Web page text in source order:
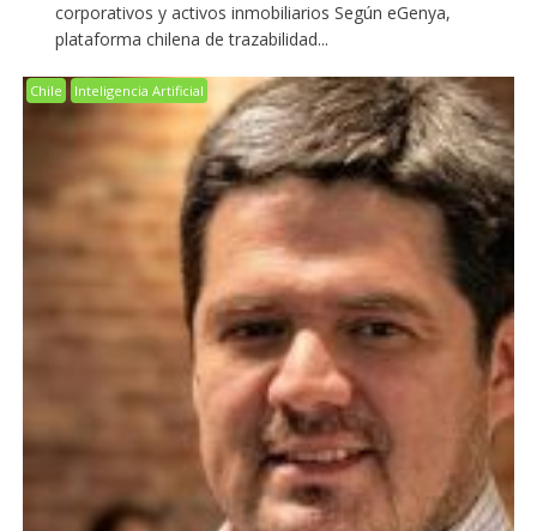
corporativos y activos inmobiliarios Según eGenya,
plataforma chilena de trazabilidad...
Chile Inteligencia Artificial